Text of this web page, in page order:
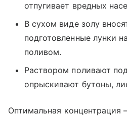
отпугивает вредных
В сухом виде золу
подготовленные лунки
поливом.
Раствором поливают
опрыскивают бутоны,
Оптимальная концентрация